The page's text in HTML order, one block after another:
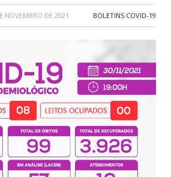
NOVEMBRO DE 2021 BOLETINS COVID-19